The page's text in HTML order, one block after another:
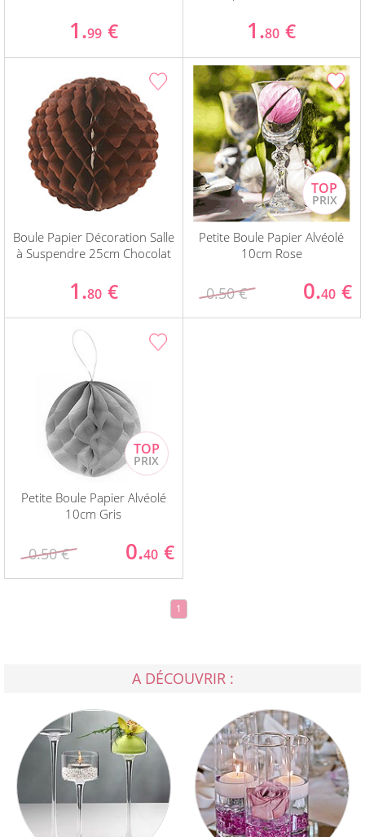
1.99 € 1.80 €
Boule Papier Décoration Salle
à Suspendre 25cm Chocolat
1.80 €
Petite Boule Papier Alvéolé
10cm Rose
0.50 € 0.40 €
Petite Boule Papier Alvéolé
10cm Gris
0.50 € 0.40 €
1
A DÉCOUVRIR :